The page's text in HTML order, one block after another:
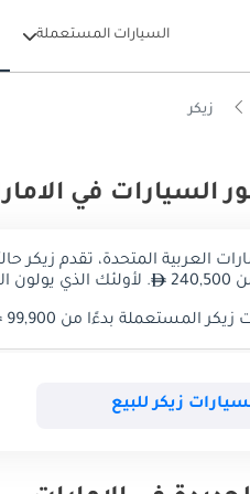
السيارات المستعملة
زيكر
السيارات في
تقدم زيكر حاليًا 2 موديلاً، ومن بين هذه الموديلات، تعتبر زيكر 001 الأكثر شعبية ويبلغ سعرها
. لأولئك الذي يولون
المستعملة بدءًا من 99,900
زيكر للبيع